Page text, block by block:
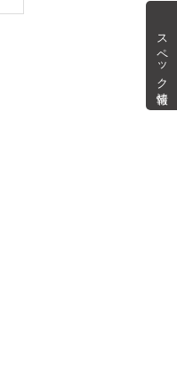
スペック情報